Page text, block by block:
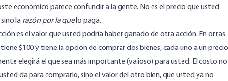
económico parece confundir a la gente. No es el precio que usted
la razón por la quelo paga.
es el valor que usted podría haber ganado de otra acción. En otras
$100 y tiene la opción de comprar dos bienes, cada uno a un precio
elegirá el que sea más importante (valioso) para usted. El costo no
da para comprarlo, sino el valor del otro bien, que usted ya no